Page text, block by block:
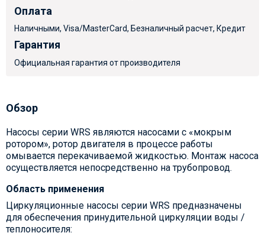
Оплата
Наличными, Visa/MasterCard, Безналичный расчет, Кредит
Гарантия
Официальная гарантия от производителя
Обзор
Насосы серии WRS являются насосами с «мокрым
ротором», ротор двигателя в процессе работы
омывается перекачиваемой жидкостью. Монтаж насоса
осуществляется непосредственно на трубопровод.
Область применения
Циркуляционные насосы серии WRS предназначены
для обеспечения принудительной циркуляции воды /
теплоносителя: